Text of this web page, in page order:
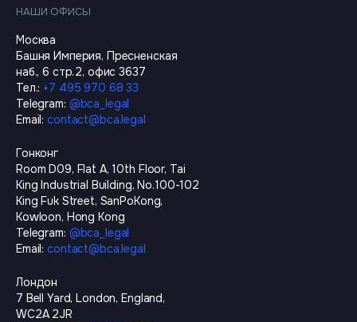
НАШИ ОФИСЫ
Москва
Башня Империя, Пресненская
наб., 6 стр.2, офис 3637
Тел.: +7 495 970 68 33
Telegram: @bca_legal
Email: contact@bca.legal
Гонконг
Room D09, Flat A, 10th Floor, Tai
King Industrial Building, No.100-102
King Fuk Street, SanPoKong,
Kowloon, Hong Kong
Telegram: @bca_legal
Email: contact@bca.legal
Лондон
7 Bell Yard, London, England,
WC2A 2JR